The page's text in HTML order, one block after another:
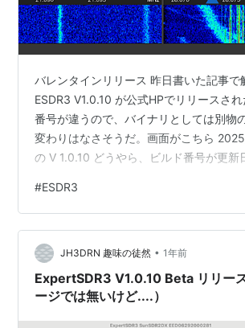
バレンタインリリース 昨日書いた記事で
ESDR3 V1.0.10 が公式HPでリリースさ
番号が違うので、バイナリとしては別物
変わりはなさそうだ。画面がこちら
の V 1.0.10 どうやら、ビルド番号が更新
ノートも若干違う リリースノートを見る
事とは若干違ったので、正式版のノート
機能 ・リモートデバイスへの接続メカニ
た。 ・ERSのログインとパスワード入力
ンテキストメニューを追加し…
#ESDR3
JH3DRN 趣味の徒然 • 1年前
ExpertSDR3 V1.0.10 Beta リリー
ージでは無いけど....）